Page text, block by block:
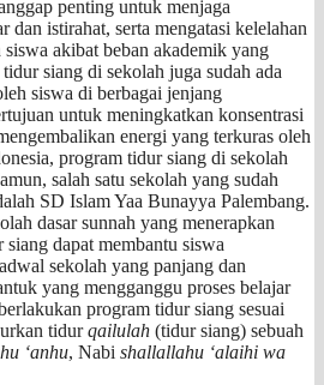
penting untuk menjaga
dan istirahat, serta mengatasi kelelahan
akibat beban akademik yang
siang di sekolah juga sudah ada
siswa di berbagai jenjang
untuk meningkatkan konsentrasi
energi yang terkuras oleh
program tidur siang di sekolah
salah satu sekolah yang sudah
SD Islam Yaa Bunayya Palembang.
dasar sunnah yang menerapkan
dapat membantu siswa
sekolah yang panjang dan
yang mengganggu proses belajar
program tidur siang sesuai
tidurqailulah (tidur siang) sebuah
‘anhu, Nabi shallallahu ‘alaihi wa